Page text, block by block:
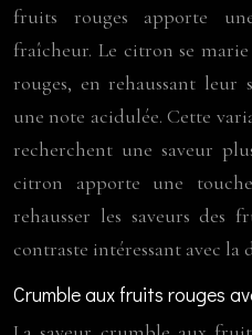
fruits rouges apporte
fraîcheur. Le citron se
rouges, en rehaussant
une note acidulée. Cette
recherchent une saveur
citron apporte une
rehausser les saveurs des
contraste intéressant avec
Crumble aux fruits rouges